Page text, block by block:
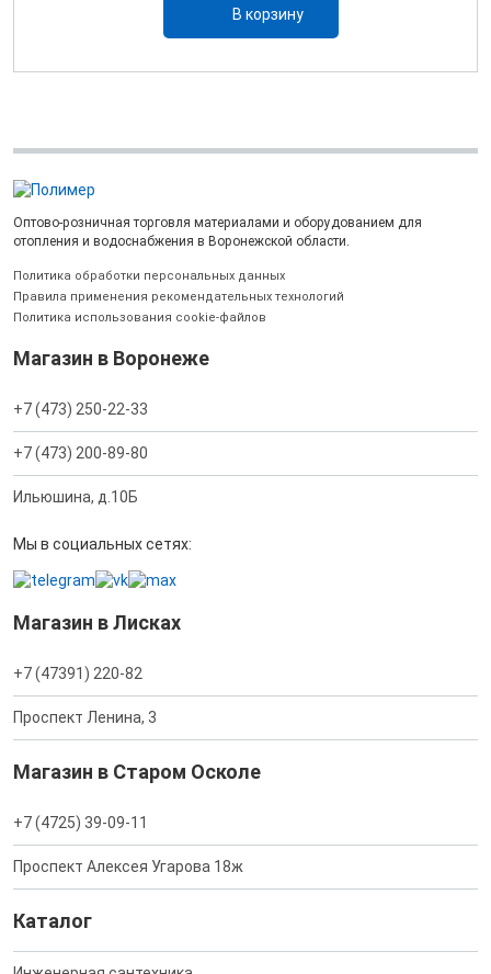
В корзину
Оптово-розничная торговля материалами и оборудованием для
отопления и водоснабжения в Воронежской области.
Политика обработки персональных данных
Правила применения рекомендательных технологий
Политика использования cookie-файлов
Магазин в Воронеже
+7 (473) 250-22-33
+7 (473) 200-89-80
Ильюшина, д.10Б
Мы в социальных сетях:
Магазин в Лисках
+7 (47391) 220-82
Проспект Ленина, 3
Магазин в Старом Осколе
+7 (4725) 39-09-11
Проспект Алексея Угарова 18ж
Каталог